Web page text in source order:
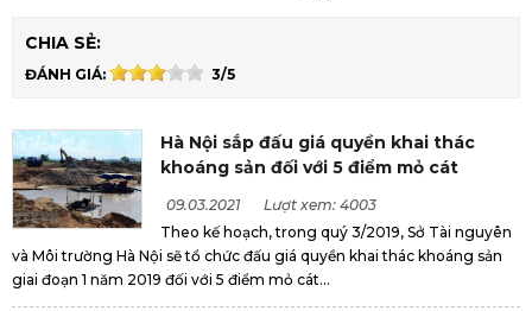
CHIA SẺ:
ĐÁNH GIÁ: 3/5
Hà Nội sắp đấu giá quyền khai thác
khoáng sản đối với 5 điểm mỏ cát
09.03.2021
Lượt xem: 4003
Theo kế hoạch, trong quý 3/2019, Sở Tài nguyên
và Môi trường Hà Nội sẽ tổ chức đấu giá quyền khai thác khoáng sản
giai đoạn 1 năm 2019 đối với 5 điểm mỏ cát...